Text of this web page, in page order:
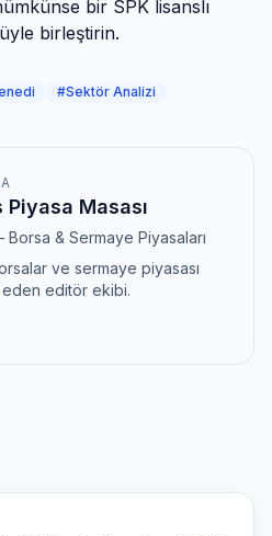
bir SPK lisanslı
birleştirin.
#Sektör Analizi
Masası
& Sermaye Piyasaları
ve sermaye piyasası
eden editör ekibi.